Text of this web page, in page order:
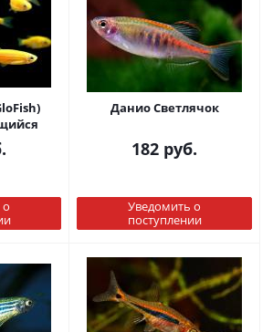
Данио Светлячок
182 руб.
Уведомить о
поступлении